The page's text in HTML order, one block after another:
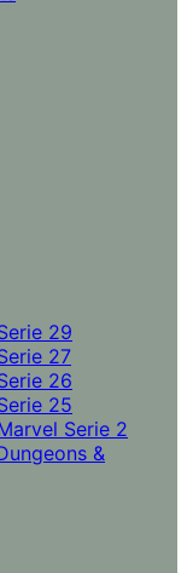
29
27
26
25
Serie 2
&